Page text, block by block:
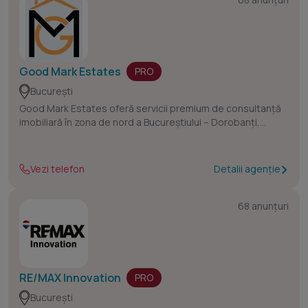
- Consultanță post-vânzare: Recomandări pentru
reinvestirea profitului (ex: achiziționarea altei proprietăți,
oportunități de portofoliu).
Good Mark Estates
PRO
București
Good Mark Estates oferă servicii premium de consultanță
imobiliară în zona de nord a Bucureștiului – Dorobanți,
seriozitate, discreție și soluții adaptate fiecărui client.
Vezi telefon Detalii agenție
68 anunțuri
RE/MAX Innovation
PRO
București